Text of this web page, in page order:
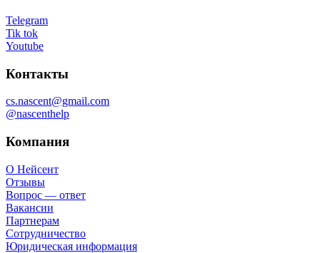
Telegram
Tik tok
Youtube
Контакты
cs.nascent@gmail.com
@nascenthelp
Компания
О Нейсент
Отзывы
Вопрос — ответ
Вакансии
Партнерам
Сотрудничество
Юридическая информация